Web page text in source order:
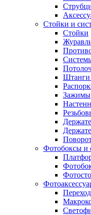
Стойки и
Стойки
Штанги
Зажимы
Фотобоксы и